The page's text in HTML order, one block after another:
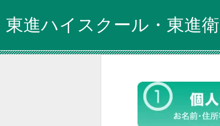
東進ハイスクール・東進